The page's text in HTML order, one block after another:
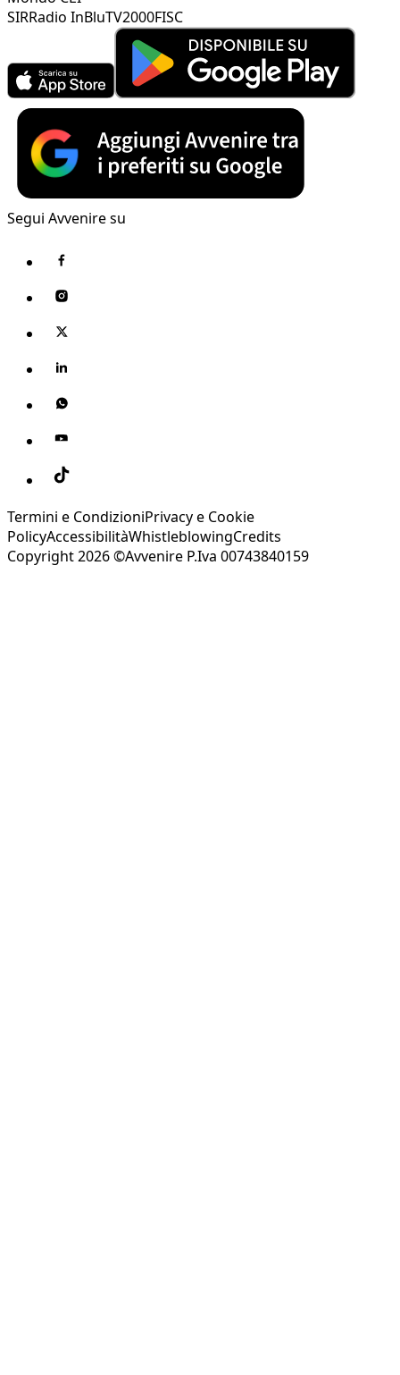
SIRRadio InBluTV2000FISC
Segui Avvenire su
Termini e CondizioniPrivacy e Cookie
PolicyAccessibilitàWhistleblowingCredits
Copyright 2026 ©Avvenire P.Iva 00743840159